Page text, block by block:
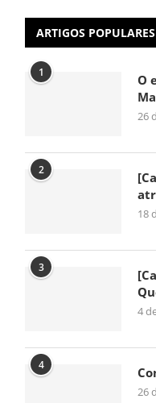
ARTIGOS POPULARES
1
O
26
2
18
3
4
4
26